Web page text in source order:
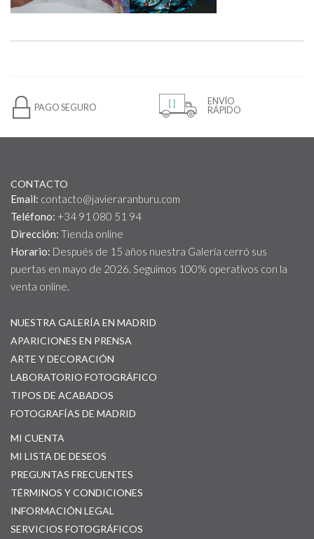
PAGO SEGURO
ENVÍO
RÁPIDO
CONTACTO
Email: contacto@javieraranburu.com
Teléfono: +34 91 080 51 94
Dirección: Tienda online
Horario: Después de 15 años nuestra Galería cerró sus
puertas en mayo de 2026. Seguimos 100% operativos con la
venta online.
NUESTRA GALERÍA EN MADRID
APARICIONES EN PRENSA
ARTE Y DECORACIÓN
LABORATORIO FOTOGRÁFICO
TIPOS DE ACABADOS
FOTOGRAFÍAS DE MADRID
MI CUENTA
MI LISTA DE DESEOS
PREGUNTAS FRECUENTES
TÉRMINOS Y CONDICIONES
INFORMACIÓN LEGAL
SERVICIOS FOTOGRÁFICOS